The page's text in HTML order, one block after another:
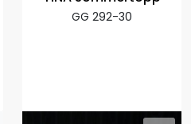
GG 292-30